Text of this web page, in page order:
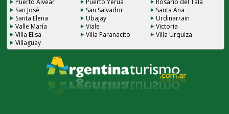
San José
San Salvador
Santa Ana
Santa Elena
Ubajay
Urdinarrain
Valle María
Viale
Victoria
Villa Elisa
Villa Paranacito
Villa Urquiza
Villaguay